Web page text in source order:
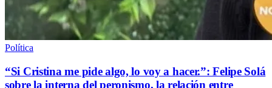
Política
“Si Cristina me pide algo, lo voy a hacer.”: Felipe Solá
sobre la interna del peronismo, la relación entre